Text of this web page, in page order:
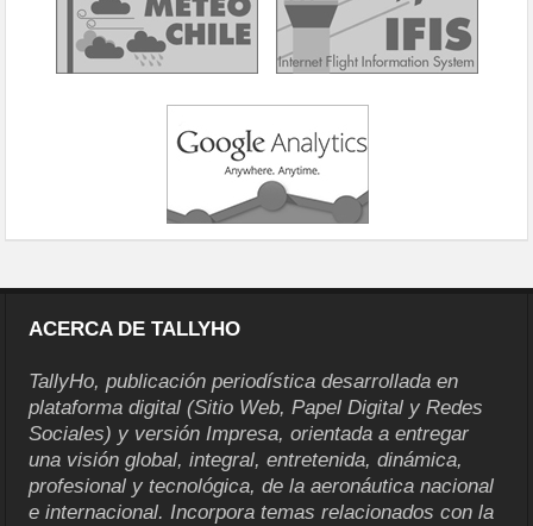
ACERCA DE TALLYHO
TallyHo, publicación periodística desarrollada en
plataforma digital (Sitio Web, Papel Digital y Redes
Sociales) y versión Impresa, orientada a entregar
una visión global, integral, entretenida, dinámica,
profesional y tecnológica, de la aeronáutica nacional
e internacional. Incorpora temas relacionados con la